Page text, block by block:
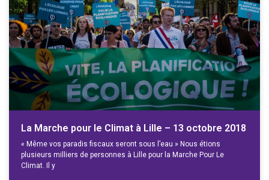
La Marche pour le Climat à Lille – 13 octobre 2018
« Même vos paradis fiscaux seront sous l’eau » Nous étions
plusieurs milliers de personnes à Lille pour la Marche Pour Le
Climat. Il y